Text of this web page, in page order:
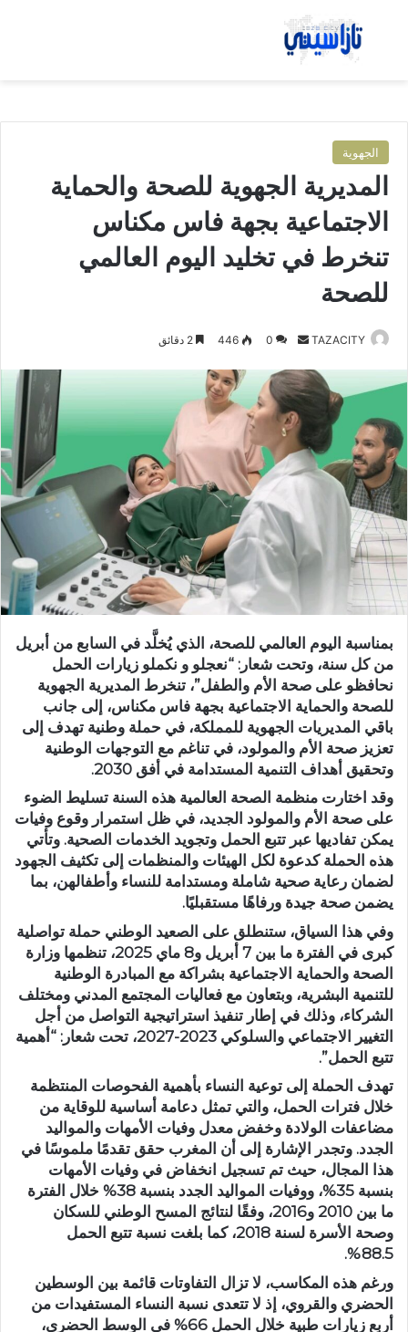
بحث عن
الجهوية
المديرية الجهوية للصحة والحماية
الاجتماعية بجهة فاس مكناس
تنخرط في تخليد اليوم العالمي
للصحة
TAZACITY
س
ب
ر
ي
ل
ت
و
ن
ي
ا
0
446
بمناسبة اليوم العالمي للصحة، الذي يُخلَّد في السابع من أبريل
من كل سنة، وتحت شعار: “نعجلو و نكملو زيارات الحمل
نحافظو على صحة الأم والطفل”، تنخرط المديرية الجهوية
للصحة والحماية الاجتماعية بجهة فاس مكناس، إلى جانب
باقي المديريات الجهوية للمملكة، في حملة وطنية تهدف إلى
تعزيز صحة الأم والمولود، في تناغم مع التوجهات الوطنية
وتحقيق أهداف التنمية المستدامة في أفق 2030.
وقد اختارت منظمة الصحة العالمية هذه السنة تسليط الضوء
على صحة الأم والمولود الجديد، في ظل استمرار وقوع وفيات
يمكن تفاديها عبر تتبع الحمل وتجويد الخدمات الصحية. وتأتي
هذه الحملة كدعوة لكل الهيئات والمنظمات إلى تكثيف الجهود
لضمان رعاية صحية شاملة ومستدامة للنساء وأطفالهن، بما
يضمن صحة جيدة ورفاهًا مستقبليًا.
وفي هذا السياق، ستنطلق على الصعيد الوطني حملة تواصلية
كبرى في الفترة ما بين 7 أبريل و8 ماي 2025
، تنظمها وزارة
الصحة والحماية الاجتماعية بشراكة مع المبادرة الوطنية
للتنمية البشرية، وبتعاون مع فعاليات المجتمع المدني ومختلف
الشركاء، وذلك في إطار تنفيذ استراتيجية التواصل من أجل
التغيير الاجتماعي والسلوكي 2023-2027، تحت شعار:
“أهمية
تتبع الحمل”.
تهدف الحملة إلى توعية النساء بأهمية الفحوصات المنتظمة
خلال فترات الحمل، والتي تمثل دعامة أساسية للوقاية من
مضاعفات الولادة وخفض معدل وفيات الأمهات والمواليد
الجدد. وتجدر الإشارة إلى أن المغرب حقق تقدمًا ملموسًا في
هذا المجال، حيث تم تسجيل انخفاض في وفيات الأمهات
بنسبة 35%، ووفيات المواليد الجدد بنسبة 38% خلال الفترة
ما بين 2010 و2016، وفقًا لنتائج المسح الوطني للسكان
وصحة الأسرة لسنة 2018، كما بلغت نسبة تتبع الحمل
88.5%.
ورغم هذه المكاسب، لا تزال التفاوتات قائمة بين الوسطين
الحضري والقروي، إذ لا تتعدى نسبة النساء المستفيدات من
أربع زيارات طبية خلال الحمل 66% في الوسط الحضري،